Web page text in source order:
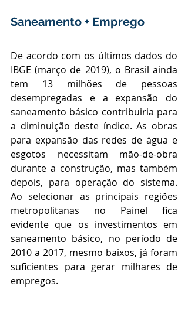
Saneamento + Emprego
De acordo com os últimos dados do
IBGE (março de 2019), o Brasil ainda
tem 13 milhões de pessoas
desempregadas e a expansão do
saneamento básico contribuiria para
a diminuição deste índice. As obras
para expansão das redes de água e
esgotos necessitam mão-de-obra
durante a construção, mas também
depois, para operação do sistema.
Ao selecionar as principais regiões
metropolitanas no Painel fica
evidente que os investimentos em
saneamento básico, no período de
2010 a 2017, mesmo baixos, já foram
suficientes para gerar milhares de
empregos.